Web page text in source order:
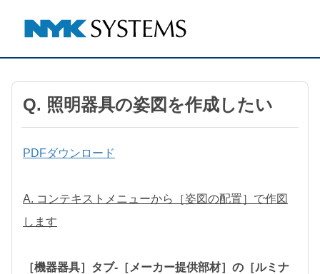
Q. 照明器具の姿図を作成したい
PDFダウンロード
A. コンテキストメニューから［姿図の配置］で作図
します
［機器器具］タブ-［メーカー提供部材］の［ルミナ